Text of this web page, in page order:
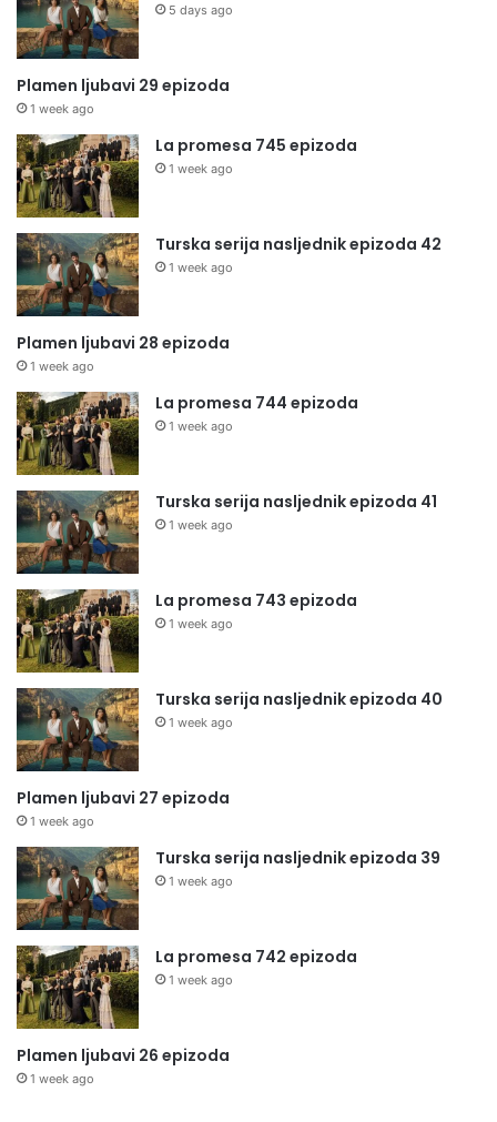
5 days ago
Plamen ljubavi 29 epizoda
1 week ago
La promesa 745 epizoda
1 week ago
Turska serija nasljednik epizoda 42
1 week ago
Plamen ljubavi 28 epizoda
1 week ago
La promesa 744 epizoda
1 week ago
Turska serija nasljednik epizoda 41
1 week ago
La promesa 743 epizoda
1 week ago
Turska serija nasljednik epizoda 40
1 week ago
Plamen ljubavi 27 epizoda
1 week ago
Turska serija nasljednik epizoda 39
1 week ago
La promesa 742 epizoda
1 week ago
Plamen ljubavi 26 epizoda
1 week ago